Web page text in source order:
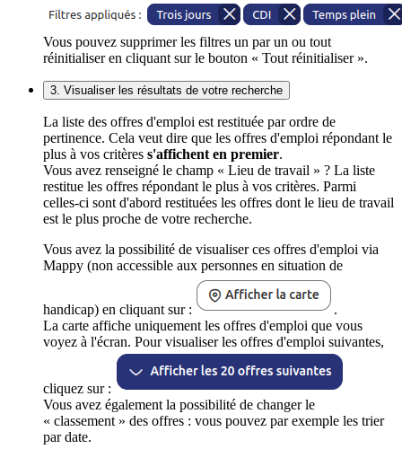
Vous pouvez supprimer les filtres un par un ou tout
réinitialiser en cliquant sur le bouton « Tout réinitialiser ».
3. Visualiser les résultats de votre recherche
La liste des offres d'emploi est restituée par ordre de
pertinence. Cela veut dire que les offres d'emploi répondant le
plus à vos critères s'affichent en premier.
Vous avez renseigné le champ « Lieu de travail » ? La liste
restitue les offres répondant le plus à vos critères. Parmi
celles-ci sont d'abord restituées les offres dont le lieu de travail
est le plus proche de votre recherche.
Vous avez la possibilité de visualiser ces offres d'emploi via
Mappy (non accessible aux personnes en situation de
handicap) en cliquant sur :
.
La carte affiche uniquement les offres d'emploi que vous
voyez à l'écran. Pour visualiser les offres d'emploi suivantes,
cliquez sur :
Vous avez également la possibilité de changer le
« classement » des offres : vous pouvez par exemple les trier
par date.